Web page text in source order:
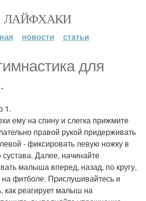
ЛАЙФХАКИ
новости статьи
для
1.
ему на спину и слегка прижмите
правой рукой придерживать
- фиксировать левую ножку в
сустава. Далее, начинайте
малыша вперед, назад, по кругу,
фитболе. Прислушивайтесь и
как реагирует малыш на